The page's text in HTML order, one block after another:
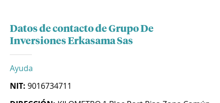
Datos de contacto de Grupo De
Inversiones Erkasama Sas
Ayuda
NIT: 9016734711